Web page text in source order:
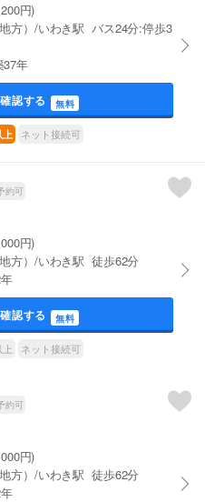
円)
方）/いわき駅 バス24分:停歩3
37年
認する 無料
上 ネット接続可
約可
円)
方）/いわき駅 徒歩62分
認する 無料
ネット接続可
約可
円)
方）/いわき駅 徒歩62分